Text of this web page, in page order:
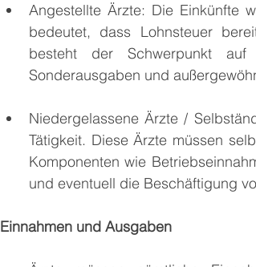
Angestellte Ärzte: Die Einkünfte
bedeutet, dass Lohnsteuer
besteht der Schwerpunkt auf
Sonderausgaben und
Niedergelassene Ärzte /
Tätigkeit. Diese Ärzte müssen
Komponenten wie
und eventuell die Beschäftigung
Einnahmen und Ausgaben